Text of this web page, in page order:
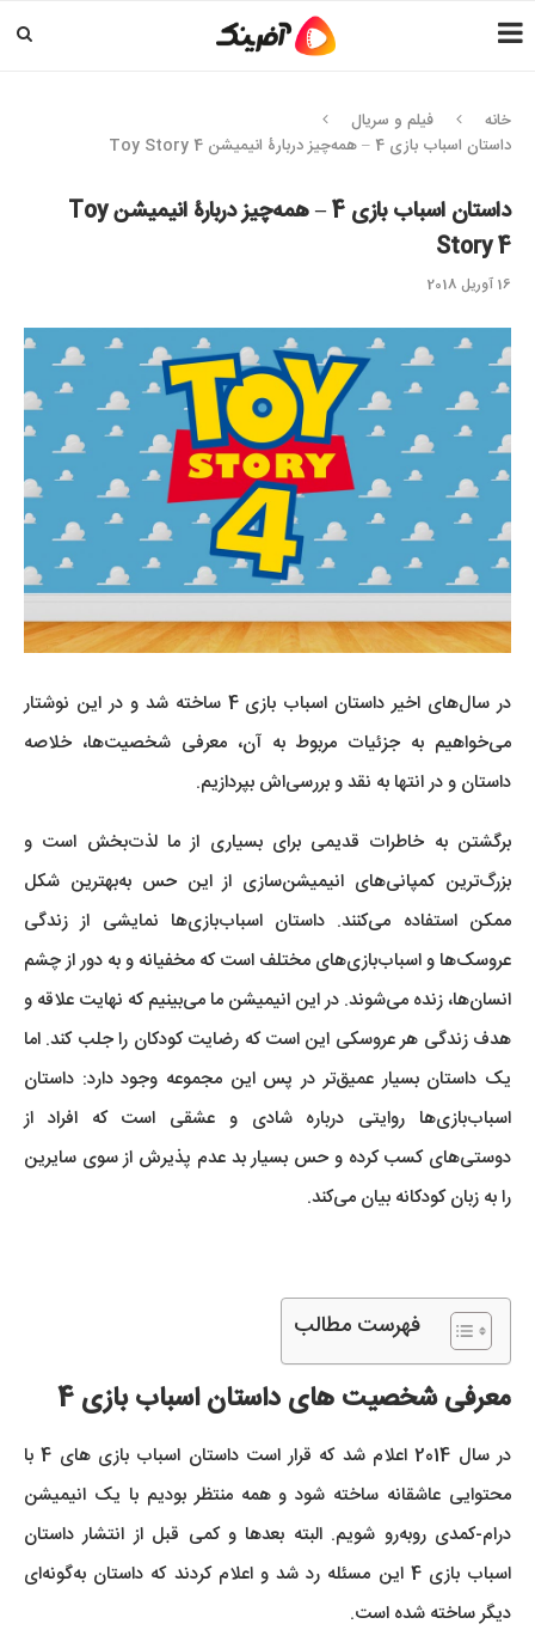
خانه
فیلم و سریال
داستان اسباب بازی 4 – همه‌چیز دربارۀ انیمیشن Toy Story 4
داستان اسباب بازی 4 – همه‌چیز دربارۀ انیمیشن Toy
Story 4
16 آوریل 2018
در سال‌های اخیر داستان اسباب بازی 4 ساخته شد و در این نوشتار
می‌خواهیم به جزئیات مربوط به آن، معرفی شخصیت‌ها، خلاصه
داستان و در انتها به نقد و بررسی‌اش بپردازیم.
برگشتن به خاطرات قدیمی برای بسیاری از ما لذت‌بخش است و
بزرگ‌ترین کمپانی‌های انیمیشن‌سازی از این حس به‌بهترین شکل
ممکن استفاده می‌کنند. داستان اسباب‌بازی‌ها نمایشی از زندگی
عروسک‌ها و اسباب‌بازی‌های مختلف است که مخفیانه و به دور از چشم
انسان‌ها، زنده می‌شوند. در این انیمیشن ما می‌بینیم که نهایت علاقه و
هدف زندگی هر عروسکی این است که رضایت کودکان را جلب کند. اما
یک داستان بسیار عمیق‌تر در پس این مجموعه وجود دارد: داستان
اسباب‌بازی‌ها روایتی درباره شادی و عشقی است که افراد از
دوستی‌های کسب کرده و حس بسیار بد عدم پذیرش از سوی سایرین
را به زبان کودکانه بیان می‌کند.
فهرست مطالب
معرفی شخصیت های داستان اسباب بازی 4
در سال 2014 اعلام شد که قرار است داستان اسباب بازی های 4 با
محتوایی عاشقانه ساخته شود و همه منتظر بودیم با یک انیمیشن
درام-کمدی روبه‌رو شویم. البته بعدها و کمی قبل از انتشار داستان
اسباب بازی 4 این مسئله رد شد و اعلام کردند که داستان به‌گونه‌ای
دیگر ساخته شده است.